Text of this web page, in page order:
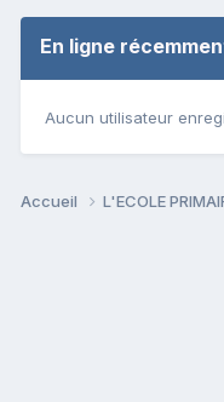
En ligne
Aucun utilisateur
Accueil L'ECOLE